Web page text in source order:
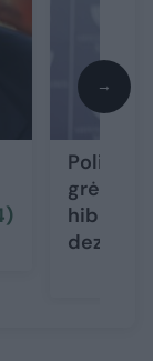
Politikai
grėsmę
→